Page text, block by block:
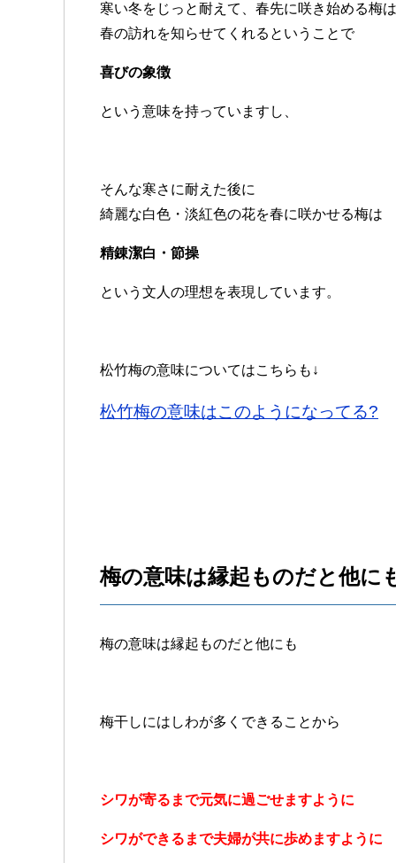
寒い冬をじっと耐えて、春先に咲き始める梅は
春の訪れを知らせてくれるということで
喜びの象徴
という意味を持っていますし、
そんな寒さに耐えた後に
綺麗な白色・淡紅色の花を春に咲かせる梅は
精錬潔白・節操
という文人の理想を表現しています。
松竹梅の意味についてはこちらも↓
松竹梅の意味はこのようになってる?
梅の意味は縁起ものだと他に
梅の意味は縁起ものだと他にも
梅干しにはしわが多くできることから
シワが寄るまで元気に過ごせますように
シワができるまで夫婦が共に歩めますように